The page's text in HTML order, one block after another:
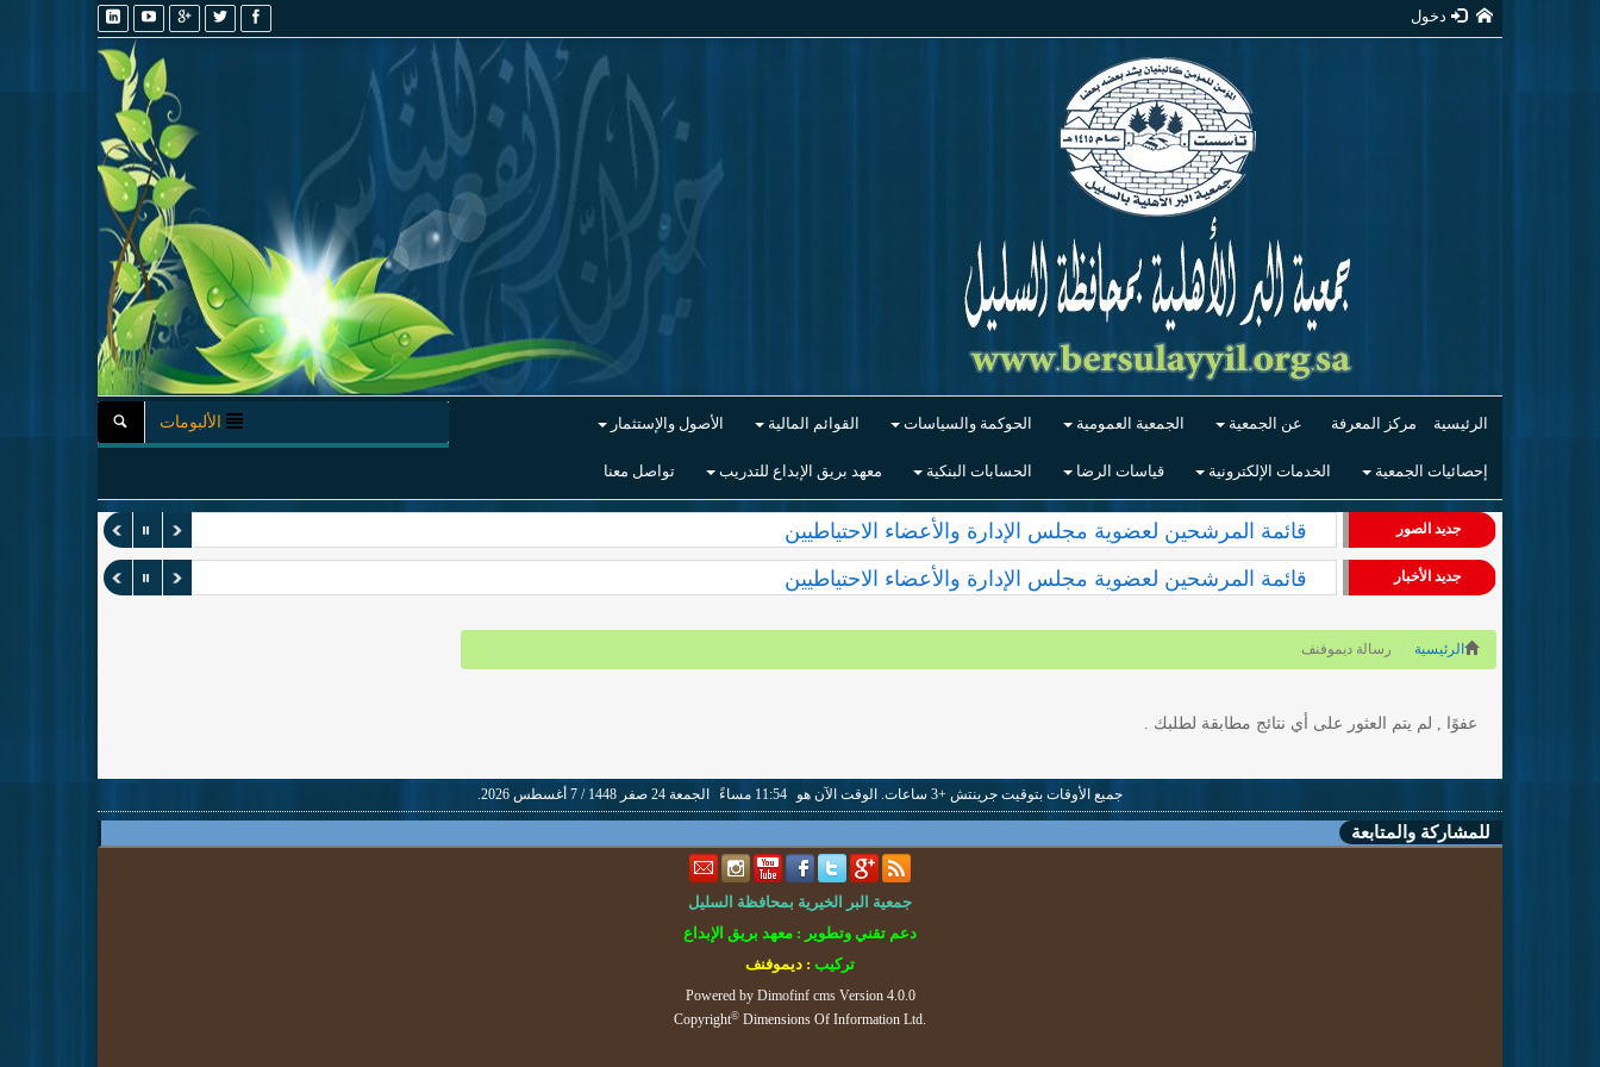
دخول
الرئيسية مركز المعرفة عن الجمعية الجمعية العمومية الحوكمة والسياسات القوائم المالية الأصول والإستثمار
إحصائيات الجمعية الخدمات الإلكترونية قياسات الرضا الحسابات البنكية معهد بريق الإبداع للتدريب تواصل معنا
الألبومات
جديد الصور قائمة المرشحين لعضوية مجلس الإدارة والأعضاء الاحتياطيين
جديد الأخبار قائمة المرشحين لعضوية مجلس الإدارة والأعضاء الاحتياطيين
الرئيسية رسالة ديموفنف
عفوًا , لم يتم العثور على أي نتائج مطابقة لطلبك .
جميع الأوقات بتوقيت جرينتش +3 ساعات. الوقت الآن هو 11:54 مساءً الجمعة 24 صفر 1448 / 7 أغسطس 2026.
للمشاركة والمتابعة
جمعية البر الخيرية بمحافظة السليل
دعم تقني وتطوير : معهد بريق الإبداع
تركيب : ديموفنف
Powered by Dimofinf cmsVersion 4.0.0
Copyright© Dimensions Of Information Ltd.